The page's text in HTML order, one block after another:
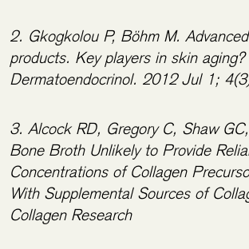
2. Gkogkolou P, Böhm M.
products. Key players in skin aging?
Dermatoendocrinol. 2012 Jul 1;
3. Alcock RD, Gregory C, Shaw
Bone Broth Unlikely to Provide
Concentrations of Collagen
With Supplemental Sources of
Collagen Research